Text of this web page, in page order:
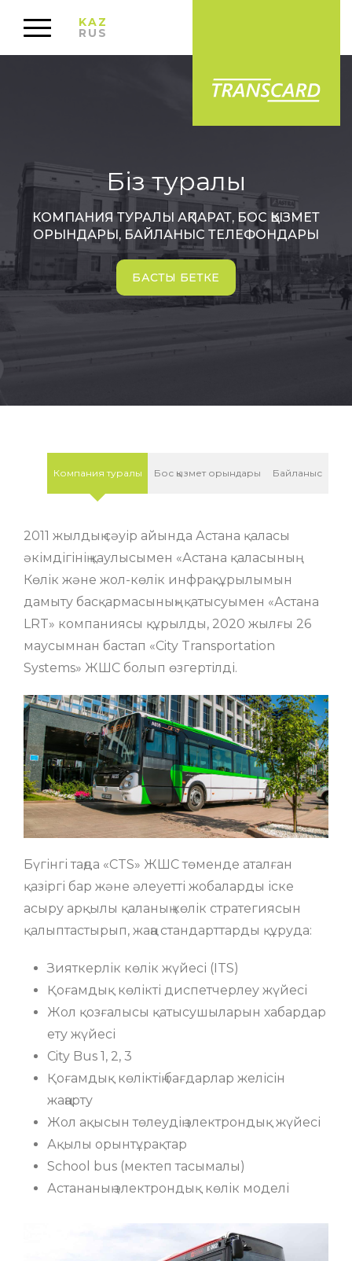
KAZ
RUS
Біз туралы
КОМПАНИЯ ТУРАЛЫ АҚПАРАТ, БОС ҚЫЗМЕТ
ОРЫНДАРЫ, БАЙЛАНЫС ТЕЛЕФОНДАРЫ
БАСТЫ БЕТКЕ
Компания туралы Бос қызмет орындары Байланыс
2011 жылдың сәуір айында Астана қаласы
әкімдігінің қаулысымен «Астана қаласының
Көлік және жол-көлік инфрақұрылымын
дамыту басқармасының» қатысуымен «Астана
LRT» компаниясы құрылды, 2020 жылғы 26
маусымнан бастап «City Transportation
Systems» ЖШС болып өзгертілді.
Бүгінгі таңда «CTS» ЖШС төменде аталған
қазіргі бар және әлеуетті жобаларды іске
асыру арқылы қаланың көлік стратегиясын
қалыптастырып, жаңа стандарттарды құруда:
Зияткерлік көлік жүйесі (ITS)
Қоғамдық көлікті диспетчерлеу жүйесі
Жол қозғалысы қатысушыларын хабардар
ету жүйесі
City Bus 1, 2, 3
Қоғамдық көліктің бағдарлар желісін
жаңарту
Жол ақысын төлеудің электрондық жүйесі
Ақылы орынтұрақтар
School bus (мектеп тасымалы)
Астананың электрондық көлік моделі